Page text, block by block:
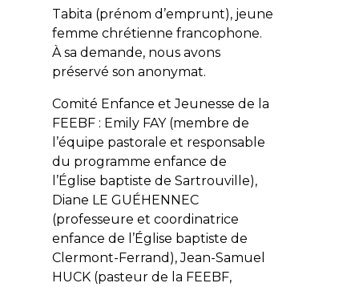
Tabita (prénom d’emprunt), jeune
femme chrétienne francophone.
À sa demande, nous avons
préservé son anonymat.
Comité Enfance et Jeunesse de la
FEEBF : Emily FAY (membre de
l’équipe pastorale et responsable
du programme enfance de
l’Église baptiste de Sartrouville),
Diane LE GUÉHENNEC
(professeure et coordinatrice
enfance de l’Église baptiste de
Clermont-Ferrand), Jean-Samuel
HUCK (pasteur de la FEEBF,